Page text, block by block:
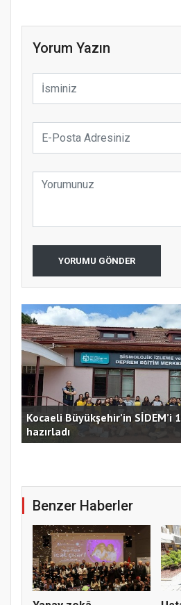
Yorum Yazın
YORUMU GÖNDER
Kocaeli Büyükşehir’in
hazırladı
Benzer Haberler